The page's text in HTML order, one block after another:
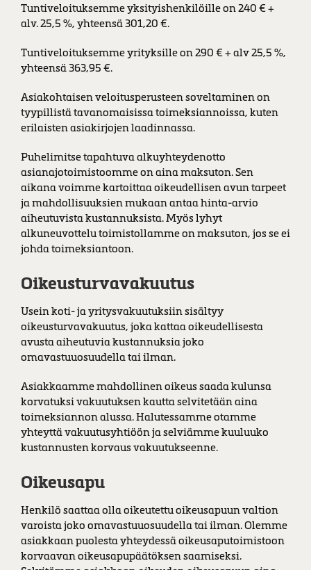
Tuntiveloituksemme yksityishenkilöille on 240 € +
alv. 25,5 %, yhteensä 301,20 €.
Tuntiveloituksemme yrityksille on 290 € + alv 25,5 %,
yhteensä 363,95 €.
Asiakohtaisen veloitusperusteen soveltaminen on
tyypillistä tavanomaisissa toimeksiannoissa, kuten
erilaisten asiakirjojen laadinnassa.
Puhelimitse tapahtuva alkuyhteydenotto
asianajotoimistoomme on aina maksuton. Sen
aikana voimme kartoittaa oikeudellisen avun tarpeet
ja mahdollisuuksien mukaan antaa hinta-arvio
aiheutuvista kustannuksista. Myös lyhyt
alkuneuvottelu toimistollamme on maksuton, jos se ei
johda toimeksiantoon.
Oikeusturvavakuutus
Usein koti- ja yritysvakuutuksiin sisältyy
oikeusturvavakuutus, joka kattaa oikeudellisesta
avusta aiheutuvia kustannuksia joko
omavastuuosuudella tai ilman.
Asiakkaamme mahdollinen oikeus saada kulunsa
korvatuksi vakuutuksen kautta selvitetään aina
toimeksiannon alussa. Halutessamme otamme
yhteyttä vakuutusyhtiöön ja selviämme kuuluuko
kustannusten korvaus vakuutukseenne.
Oikeusapu
Henkilö saattaa olla oikeutettu oikeusapuun valtion
varoista joko omavastuuosuudella tai ilman. Olemme
asiakkaan puolesta yhteydessä oikeusaputoimistoon
korvaavan oikeusapupäätöksen saamiseksi.